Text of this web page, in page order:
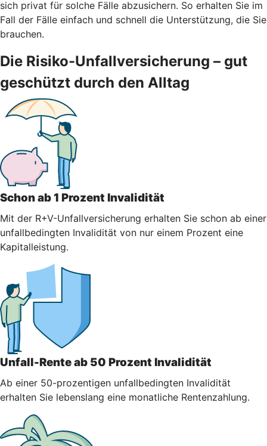
sich privat für solche Fälle abzusichern. So erhalten Sie im
Fall der Fälle einfach und schnell die Unterstützung, die Sie
brauchen.
Die Risiko-Unfallversicherung – gut
geschützt durch den Alltag
Schon ab 1 Prozent Invalidität
Mit der R+V-Unfallversicherung erhalten Sie schon ab einer
unfallbedingten Invalidität von nur einem Prozent eine
Kapitalleistung.
Unfall-Rente ab 50 Prozent Invalidität
Ab einer 50-prozentigen unfallbedingten Invalidität
erhalten Sie lebenslang eine monatliche Rentenzahlung.